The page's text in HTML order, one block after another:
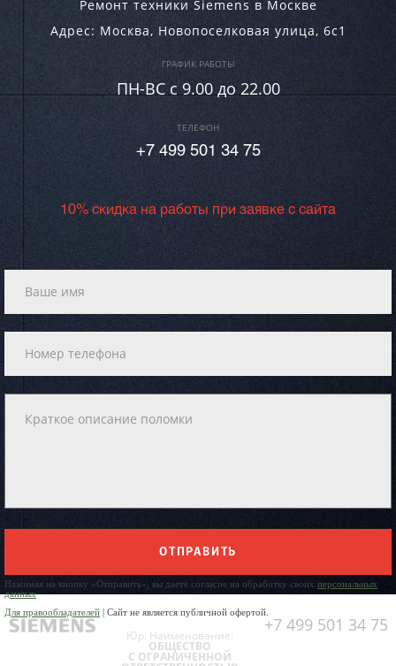
Ремонт техники Siemens в Москве
Адрес: Москва, Новопоселковая улица, 6с1
ГРАФИК РАБОТЫ
ПН-ВC c 9.00 до 22.00
ТЕЛЕФОН
+7 499 501 34 75
10% скидка на работы при заявке с сайта
ОТПРАВИТЬ
Нажимая на кнопку «Отправить», вы даете согласие на обработку своих персональных
данных
Для правообладателей | Сайт не является публичной офертой.
+7 499 501 34 75
Юр. Наименование:
ОБЩЕСТВО
С ОГРАНИЧЕННОЙ